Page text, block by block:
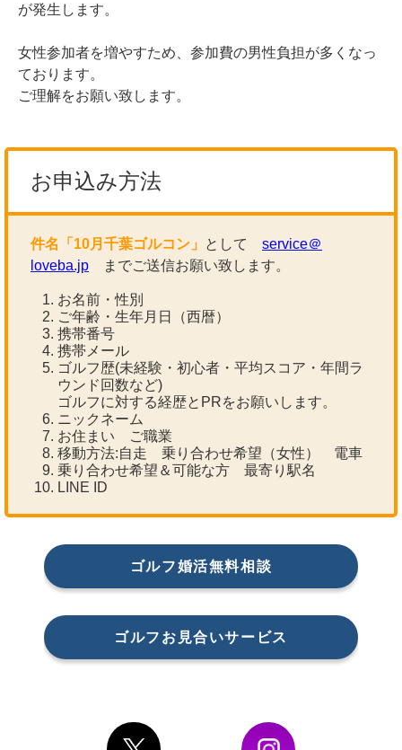
が発生します。
女性参加者を増やすため、参加費の男性負担が多くなっ
ております。
ご理解をお願い致します。
お申込み方法
件名「10月千葉ゴルコン」 として service＠
loveba.jp までご送信お願い致します。
お名前・性別
ご年齢・生年月日（西暦）
携帯番号
携帯メール
ゴルフ歴(未経験・初心者・平均スコア・年間ラ
ウンド回数など)
ゴルフに対する経歴とPRをお願いします。
ニックネーム
お住まい ご職業
移動方法:自走 乗り合わせ希望（女性） 電車
乗り合わせ希望＆可能な方 最寄り駅名
LINE ID
ゴルフ婚活無料相談
ゴルフお見合いサービス